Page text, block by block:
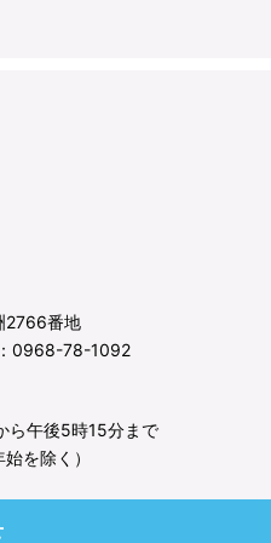
2766番地
0968-78-1092
ら午後5時15分まで
を除く）